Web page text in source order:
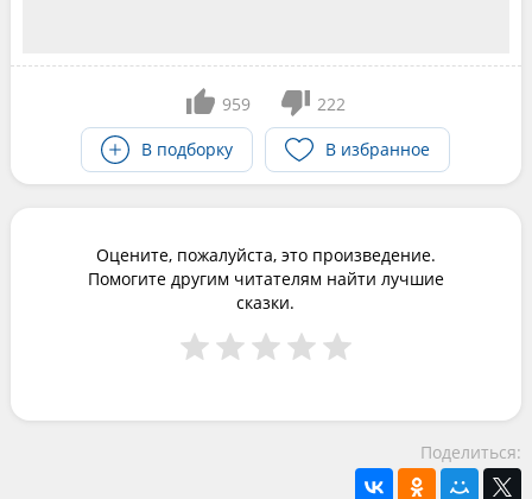
959
222
В подборку
В избранное
Оцените, пожалуйста, это произведение.
Помогите другим читателям найти лучшие
сказки.
Поделиться: